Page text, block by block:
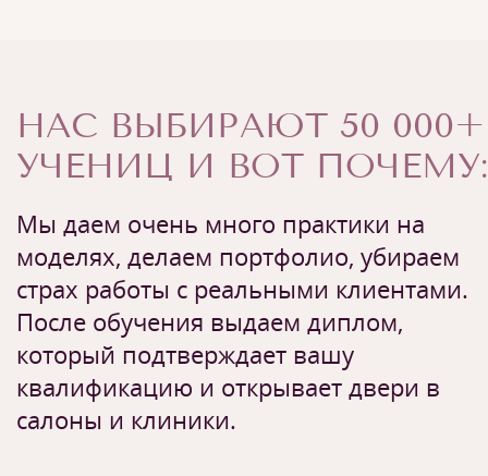
НАС ВЫБИРАЮТ 50 000+
УЧЕНИЦ И ВОТ ПОЧЕМУ:
Мы даем очень много практики на
моделях, делаем портфолио, убираем
страх работы с реальными клиентами.
После обучения выдаем диплом,
который подтверждает вашу
квалификацию и открывает двери в
салоны и клиники.